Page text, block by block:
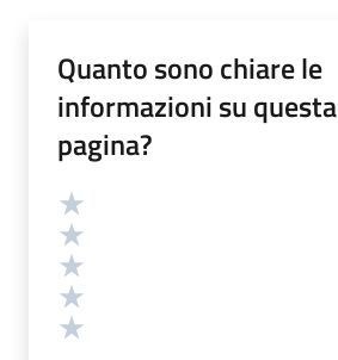
Quanto sono chiare le
informazioni su questa
pagina?
Valutazione